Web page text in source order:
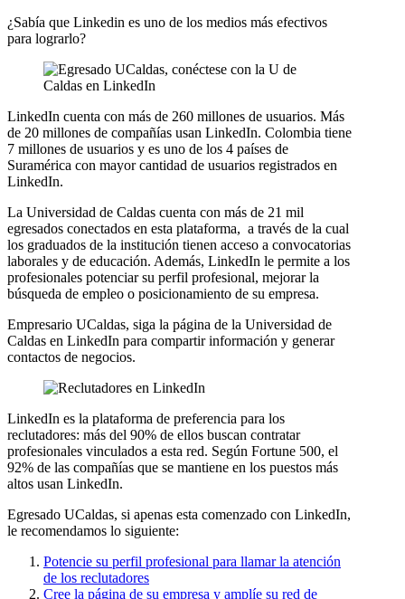
¿Sabía que Linkedin es uno de los medios más efectivos
para lograrlo?
LinkedIn cuenta con más de 260 millones de usuarios. Más
de 20 millones de compañías usan LinkedIn. Colombia tiene
7 millones de usuarios y es uno de los 4 países de
Suramérica con mayor cantidad de usuarios registrados en
LinkedIn.
La Universidad de Caldas cuenta con más de 21 mil
egresados conectados en esta plataforma, a través de la cual
los graduados de la institución tienen acceso a convocatorias
laborales y de educación. Además, LinkedIn le permite a los
profesionales potenciar su perfil profesional, mejorar la
búsqueda de empleo o posicionamiento de su empresa.
Empresario UCaldas, siga la página de la Universidad de
Caldas en LinkedIn para compartir información y generar
contactos de negocios.
LinkedIn es la plataforma de preferencia para los
reclutadores: más del 90% de ellos buscan contratar
profesionales vinculados a esta red. Según Fortune 500, el
92% de las compañías que se mantiene en los puestos más
altos usan LinkedIn.
Egresado UCaldas, si apenas esta comenzado con LinkedIn,
le recomendamos lo siguiente:
Potencie su perfil profesional para llamar la atención
de los reclutadores
Cree la página de su empresa y amplíe su red de